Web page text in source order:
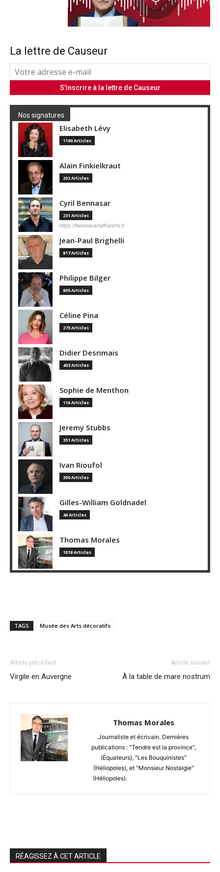
La lettre de Causeur
Nos signatures
Elisabeth Lévy
1190 Articles
Alain Finkielkraut
202 Articles
Cyril Bennasar
231 Articles
https://bennasarlaffranchi.fr
Jean-Paul Brighelli
817 Articles
Philippe Bilger
805 Articles
Céline Pina
273 Articles
Didier Desrimais
403 Articles
Sophie de Menthon
116 Articles
Jeremy Stubbs
351 Articles
Ivan Rioufol
300 Articles
Gilles-William Goldnadel
40 Articles
Thomas Morales
1018 Articles
TAGS Musée des Arts décoratifs
Article précédent
Virgile en Auvergne
Article suivant
À la table de mare nostrum
Thomas Morales
Journaliste et écrivain. Dernières
publications : "Tendre est la province",
(Équateurs), "Les Bouquinistes"
(Héliopoles), et "Monsieur Nostalgie"
(Héliopoles).
RÉAGISSEZ À CET ARTICLE